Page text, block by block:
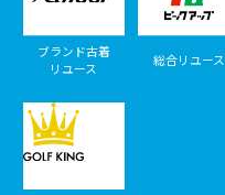
ブランド古着
リユース
総合リユース